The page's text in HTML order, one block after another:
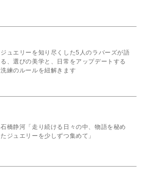
ジュエリーを知り尽くした5人のラバーズが語
る、選びの美学と、日常をアップデートする
洗練のルールを紐解きます
石橋静河「走り続ける日々の中、物語を秘め
たジュエリーを少しずつ集めて」